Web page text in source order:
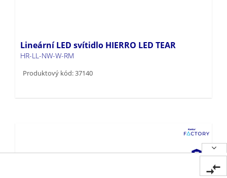
Lineární LED svítidlo HIERRO LED TEAR
HR-LL-NW-W-RM
Produktový kód: 37140